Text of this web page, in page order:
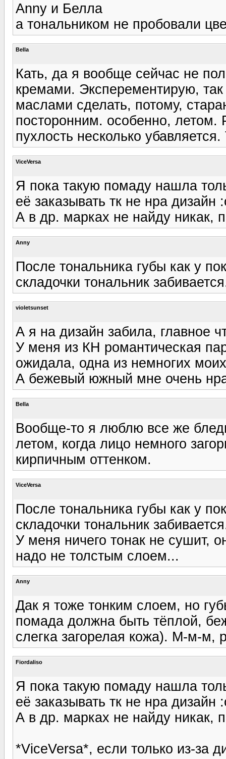
Anny и Белла
а тональником не пробовали
Bella
Кать, да я вообще сейчас не
кремами. Эксперементирую,
маслами сделать, потому,
посторонним. особенно, летом.
пухлость несколько
ViceVersa
Я пока такую помаду нашла
её заказывать тк не нра дизайн
А в др. марках не найду никак,
Anny
После тональника губы как у
складочки тональник
violetsunset
А я на дизайн забила, главное
У меня из КН романтическая
ожидала, одна из немногих
А бежевый южный мне очень
Bella
Вообще-то я люблю все же
летом, когда лицо немного
кирпичным оттенком.
ViceVersa
После тональника губы как у
складочки тональник
У меня ничего тонак не сушит,
надо не толстым слоем...
Anny
Дак я тоже тонким слоем, но
помада должна быть тёплой,
слегка загорелая кожа). М-м-м,
Fiordaliso
Я пока такую помаду нашла
её заказывать тк не нра дизайн
А в др. марках не найду никак,
*ViceVersa*, если только из-за